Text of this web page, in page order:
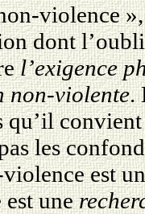
violence
dont
l’exigence
non-violente.
qu’il
les
est
est une